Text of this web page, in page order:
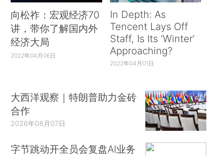
向松祚：宏观经济70
讲，带你了解国内外
经济大局
2022年04月06日
In Depth: As
Tencent Lays Off
Staff, Is Its ‘Winter’
Approaching?
2022年04月01日
大西洋观察｜特朗普助力金砖
合作
2026年08月07日
字节跳动开全员会复盘AI业务